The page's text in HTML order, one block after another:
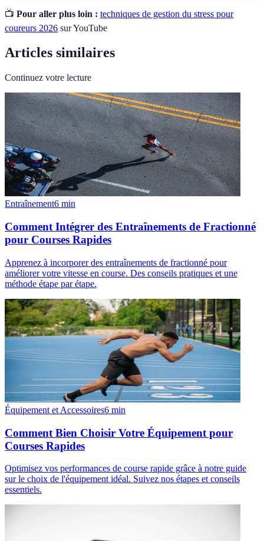
📺 Pour aller plus loin : techniques de gestion du stress pour
coureurs 2026 sur YouTube
Articles similaires
Continuez votre lecture
Entraînement6 min
Comment Intégrer des Entraînements de Fractionné
pour Courses Rapides
Apprenez à incorporer des entraînements de fractionné pour
améliorer votre vitesse en course. Des conseils pratiques et une
méthode étape par étape.
Équipement et Accessoires6 min
Comment Bien Choisir Votre Équipement pour
Courses Rapides
Optimisez vos performances de course rapide grâce à notre guide
sur le choix de l'équipement idéal. Suivez nos étapes et conseils
essentiels.